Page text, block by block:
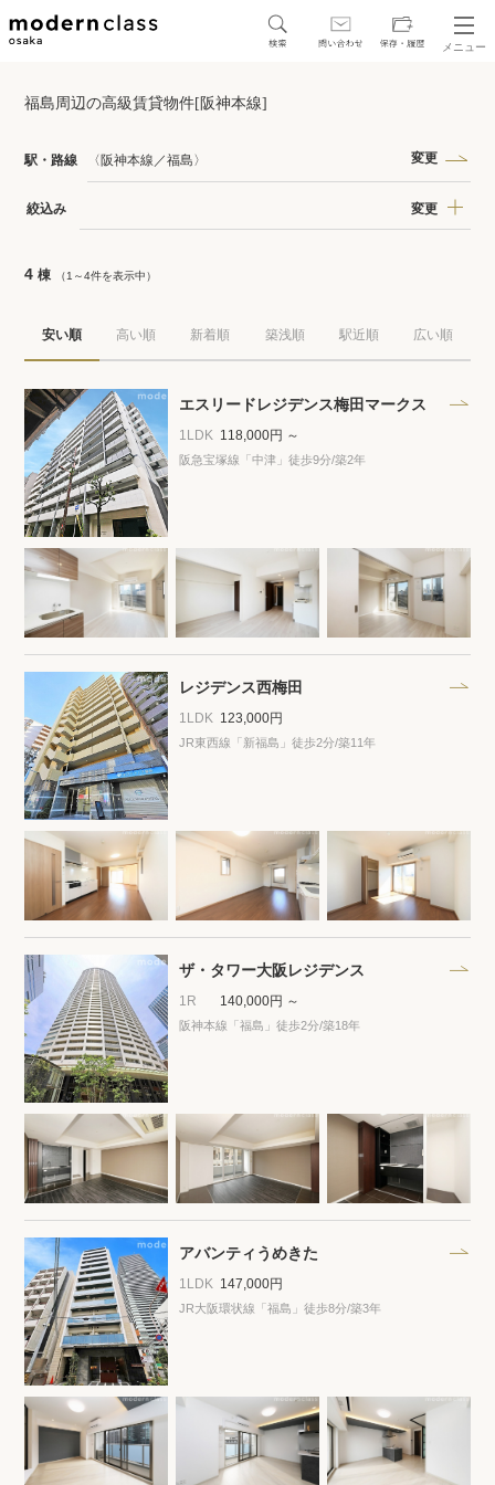
メニュー
アクセスランキング
保存した物件
閲覧履歴
保存した検索条件
店舗・スタッフ紹介
希望条件を伝えてプロに探してもらう
来店予約
各種お問い合わせ
高級賃貸物件コラム modern classについて
高級賃貸物件トピック
プライバシーポリシー クッキーポリシー
商標について
福島周辺の高級賃貸物件[阪神本線]
駅・路線 〈阪神本線／福島〉 変更
絞込み 変更
4 棟 （1～4件を表示中）
安い順 高い順 新着順 築浅順 駅近順 広い順
エスリードレジデンス梅田マークス
1LDK 118,000円 ～
阪急宝塚線「中津」徒歩9分/築2年
レジデンス西梅田
1LDK 123,000円
JR東西線「新福島」徒歩2分/築11年
ザ・タワー大阪レジデンス
1R 140,000円 ～
阪神本線「福島」徒歩2分/築18年
アバンティうめきた
1LDK 147,000円
JR大阪環状線「福島」徒歩8分/築3年